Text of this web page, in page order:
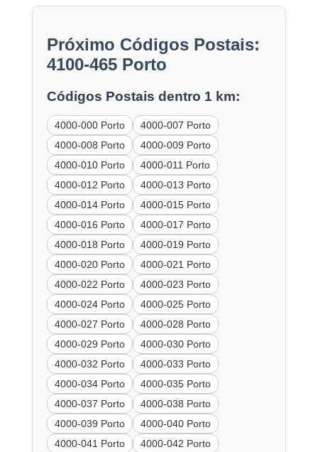
Próximo Códigos Postais:
4100-465 Porto
Códigos Postais dentro 1 km:
4000-000 Porto
4000-007 Porto
4000-008 Porto
4000-009 Porto
4000-010 Porto
4000-011 Porto
4000-012 Porto
4000-013 Porto
4000-014 Porto
4000-015 Porto
4000-016 Porto
4000-017 Porto
4000-018 Porto
4000-019 Porto
4000-020 Porto
4000-021 Porto
4000-022 Porto
4000-023 Porto
4000-024 Porto
4000-025 Porto
4000-027 Porto
4000-028 Porto
4000-029 Porto
4000-030 Porto
4000-032 Porto
4000-033 Porto
4000-034 Porto
4000-035 Porto
4000-037 Porto
4000-038 Porto
4000-039 Porto
4000-040 Porto
4000-041 Porto
4000-042 Porto